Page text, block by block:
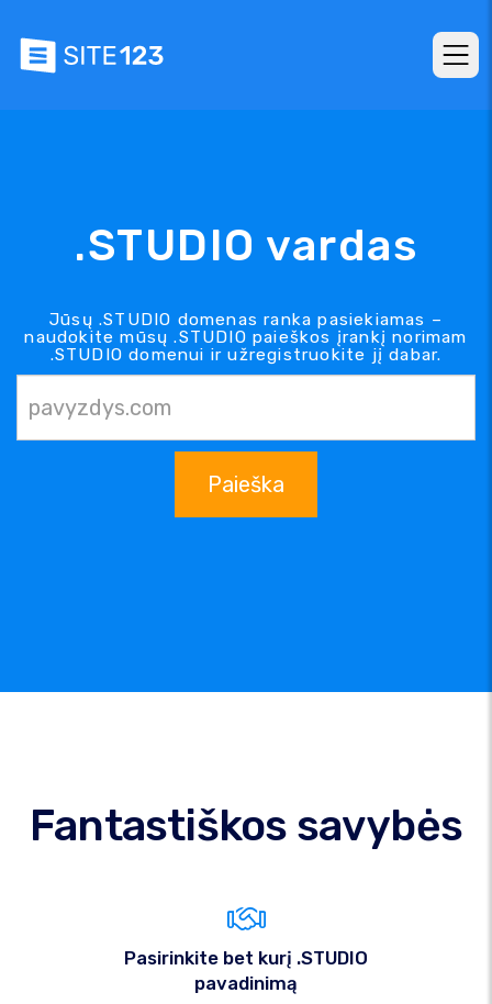
.STUDIO vardas
Jūsų .STUDIO domenas ranka pasiekiamas –
naudokite mūsų .STUDIO paieškos įrankį norimam
.STUDIO domenui ir užregistruokite jį dabar.
Paieška
Fantastiškos savybės
Pasirinkite bet kurį .STUDIO
pavadinimą